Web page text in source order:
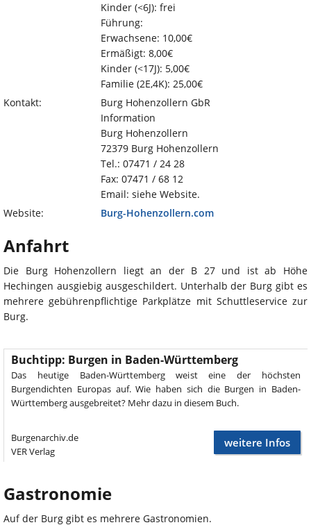
Kinder (<6J): frei
Führung:
Erwachsene: 10,00€
Ermäßigt: 8,00€
Kinder (<17J): 5,00€
Familie (2E,4K): 25,00€
Kontakt:
Burg Hohenzollern GbR
Information
Burg Hohenzollern
72379 Burg Hohenzollern
Tel.: 07471 / 24 28
Fax: 07471 / 68 12
Email: siehe Website.
Website:
Burg-Hohenzollern.com
Anfahrt
Die Burg Hohenzollern liegt an der B 27 und ist ab Höhe
Hechingen ausgiebig ausgeschildert. Unterhalb der Burg gibt es
mehrere gebührenpflichtige Parkplätze mit Schuttleservice zur
Burg.
Buchtipp: Burgen in Baden-Württemberg
Das heutige Baden-Württemberg weist eine der höchsten
Burgendichten Europas auf. Wie haben sich die Burgen in Baden-
Württemberg ausgebreitet? Mehr dazu in diesem Buch.
Burgenarchiv.de
VER Verlag
weitere Infos
Gastronomie
Auf der Burg gibt es mehrere Gastronomien.